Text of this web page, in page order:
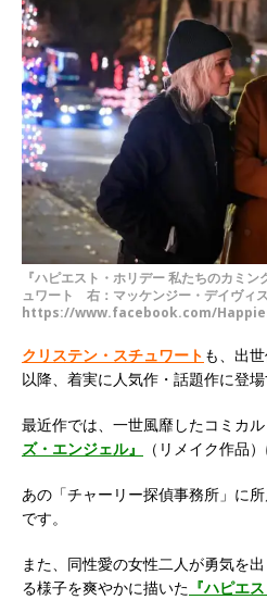
『ハピエスト・ホリデー 私たちのカミ
ュワート 右：マッケンジー・デイヴィス
https://www.facebook.com/
クリステン・スチュワート も、出
以降、着実に人気作・話題作に登場
最近作では、一世風靡したコミカ
ズ・エンジェル』
（リメイク作品
あの「チャーリー探偵事務所」に
です。
また、同性愛の女性二人が勇気を
る様子を爽やかに描いた 『ハピエ